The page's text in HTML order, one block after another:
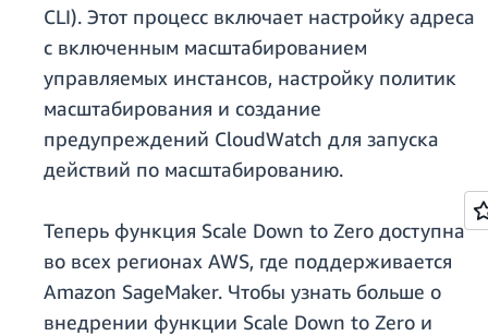
CLI). Этот процесс включает настройку адреса
с включенным масштабированием
управляемых инстансов, настройку политик
масштабирования и создание
предупреждений CloudWatch для запуска
действий по масштабированию.
Теперь функция Scale Down to Zero доступна
во всех регионах AWS, где поддерживается
Amazon SageMaker. Чтобы узнать больше о
внедрении функции Scale Down to Zero и